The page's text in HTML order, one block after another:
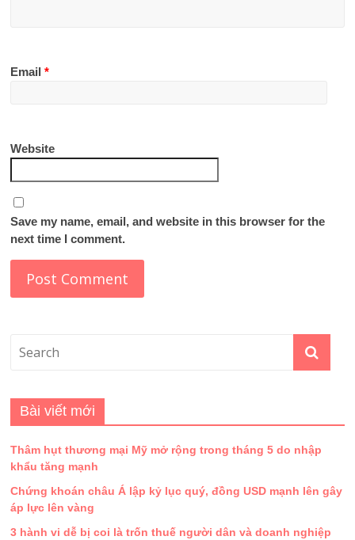
Email*
Website
Save my name, email, and website in this browser for the
next time I comment.
Bài viết mới
Thâm hụt thương mại Mỹ mở rộng trong tháng 5 do nhập
khẩu tăng mạnh
Chứng khoán châu Á lập kỷ lục quý, đồng USD mạnh lên gây
áp lực lên vàng
3 hành vi dễ bị coi là trốn thuế người dân và doanh nghiệp